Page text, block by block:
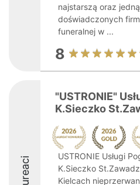
najstarszą oraz
doświadczonych
funeralnej w ...
8
Laureaci
"USTRONIE"
K.Sieczko
USTRONIE Usługi
K.Sieczko
Kielcach